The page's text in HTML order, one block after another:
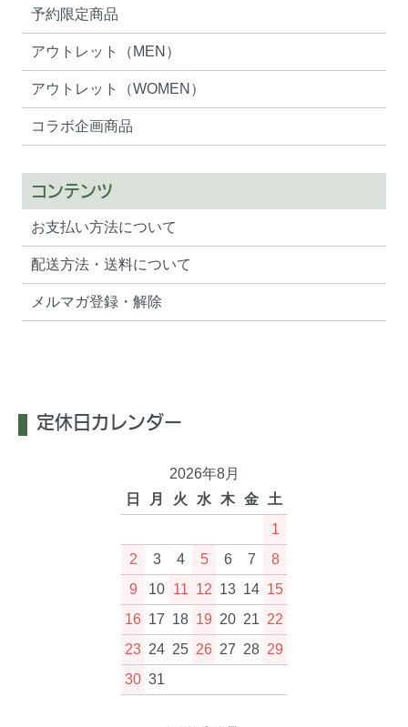
予約限定商品
アウトレット（MEN）
アウトレット（WOMEN）
コラボ企画商品
コンテンツ
お支払い方法について
配送方法・送料について
メルマガ登録・解除
定休日カレンダー
2026年8月
日
月 火 水 木 金 土
1
2
3 4 5 6 7
8
9
10 11 12 13 14 15
16 17 18 19 20 21 22
23 24 25 26 27 28 29
30 31